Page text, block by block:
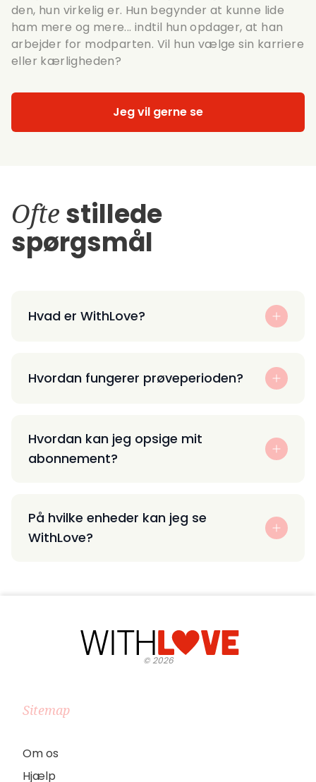
den, hun virkelig er. Hun begynder at kunne lide
ham mere og mere... indtil hun opdager, at han
arbejder for modparten. Vil hun vælge sin karriere
eller kærligheden?
Jeg vil gerne se
Ofte stillede
spørgsmål
Hvad er WithLove?
Hvordan fungerer prøveperioden?
Hvordan kan jeg opsige mit
abonnement?
På hvilke enheder kan jeg se
WithLove?
©2026
Sitemap
Om os
Hjælp